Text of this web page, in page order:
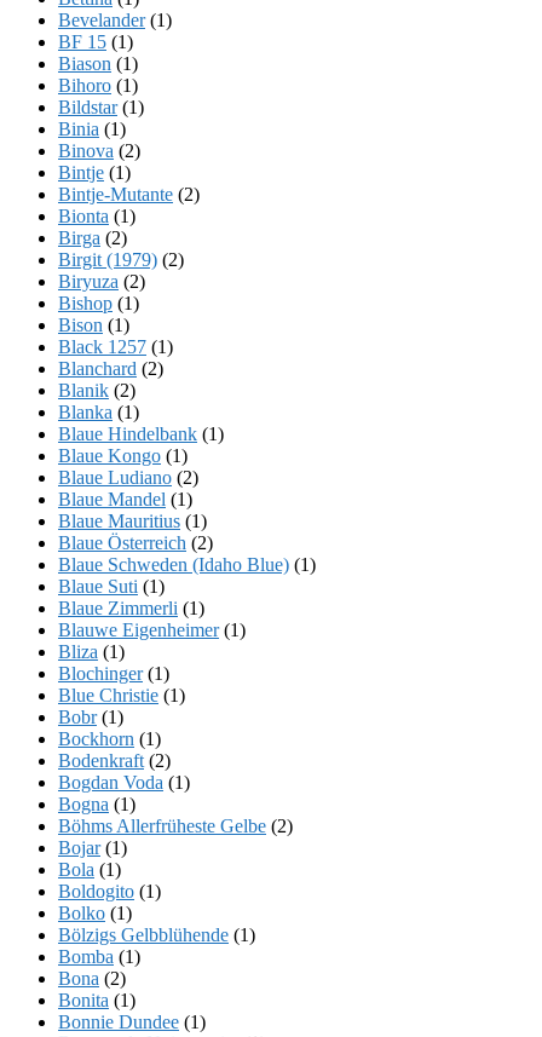
Bevelander(1)
BF 15 (1)
Biason (1)
Bihoro (1)
Bildstar(1)
Binia (1)
Binova (2)
Bintje (1)
Bintje-Mutante (2)
Bionta (1)
Birga (2)
Birgit (1979) (2)
Biryuza (2)
Bishop (1)
Bison (1)
Black 1257 (1)
Blanchard (2)
Blanik (2)
Blanka (1)
Blaue Hindelbank (1)
Blaue Kongo (1)
Blaue Ludiano (2)
Blaue Mandel (1)
Blaue Mauritius (1)
Blaue Österreich (2)
Blaue Schweden (Idaho Blue) (1)
Blaue Suti (1)
Blaue Zimmerli (1)
Blauwe Eigenheimer(1)
Bliza (1)
Blochinger(1)
Blue Christie (1)
Bobr(1)
Bockhorn (1)
Bodenkraft (2)
Bogdan Voda (1)
Bogna (1)
Böhms Allerfrüheste Gelbe (2)
Bojar(1)
Bola (1)
Boldogito (1)
Bolko (1)
Bölzigs Gelbblühende (1)
Bomba (1)
Bona (2)
Bonita (1)
Bonnie Dundee (1)